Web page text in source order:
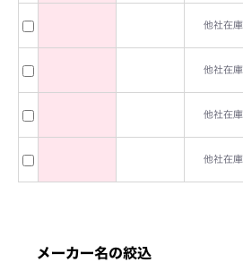
他社在庫
他社在庫
他社在庫
他社在庫
メーカー名の絞込